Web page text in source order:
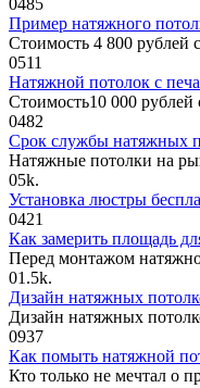
0485
Пример натяжного
Стоимость 4 800 рублей
0511
Натяжной потолок с
Стоимость10 000 рублей
0482
Срок службы натяжных
Натяжные потолки на
05k.
Установка люстры
0421
Как замерить площадь
Перед монтажом
01.5k.
Дизайн натяжных
Дизайн натяжных
0937
Как помыть натяжной
Кто только не мечтал о